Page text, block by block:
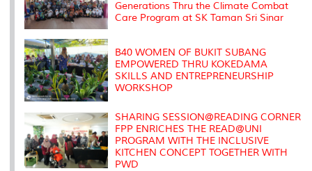
Generations Thru the Climate Combat
Care Program at SK Taman Sri Sinar
B40 WOMEN OF BUKIT SUBANG
EMPOWERED THRU KOKEDAMA
SKILLS AND ENTREPRENEURSHIP
WORKSHOP
SHARING SESSION@READING CORNER
FPP ENRICHES THE READ@UNI
PROGRAM WITH THE INCLUSIVE
KITCHEN CONCEPT TOGETHER WITH
PWD